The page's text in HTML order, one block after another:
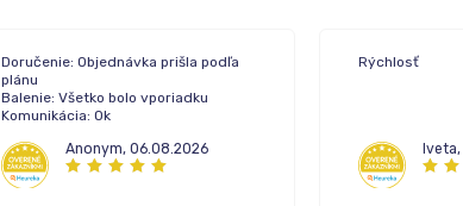
Doručenie: Objednávka prišla podľa
plánu
Balenie: Všetko bolo vporiadku
Komunikácia: Ok
Anonym, 06.08.2026
Rýchlosť
Iveta,